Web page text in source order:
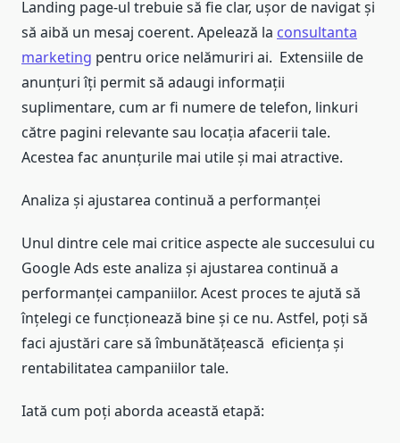
Landing page-ul trebuie să fie clar, ușor de navigat și
să aibă un mesaj coerent. Apelează la consultanta
marketing pentru orice nelămuriri ai. Extensiile de
anunțuri îți permit să adaugi informații
suplimentare, cum ar fi numere de telefon, linkuri
către pagini relevante sau locația afacerii tale.
Acestea fac anunțurile mai utile și mai atractive.
Analiza și ajustarea continuă a performanței
Unul dintre cele mai critice aspecte ale succesului cu
Google Ads este analiza și ajustarea continuă a
performanței campaniilor. Acest proces te ajută să
înțelegi ce funcționează bine și ce nu. Astfel, poți să
faci ajustări care să îmbunătățească eficiența și
rentabilitatea campaniilor tale.
Iată cum poți aborda această etapă: